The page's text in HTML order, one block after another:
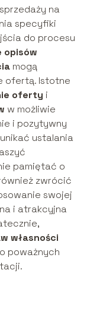
na
specyfiki
do procesu
opisów
mogą
ofertą. Istotne
oferty i
w możliwie
i pozytywny
ustalania
pamiętać o
zwrócić
swojej
i atrakcyjna
własności
poważnych